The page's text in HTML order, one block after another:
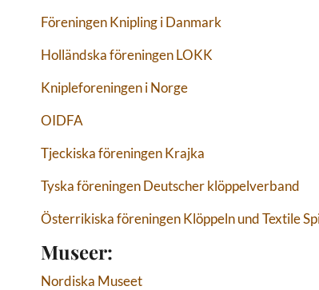
Föreningen Knipling i Danmark
Holländska föreningen LOKK
Knipleforeningen i Norge
OIDFA
Tjeckiska föreningen Krajka
Tyska föreningen Deutscher klöppelverband
Österrikiska föreningen Klöppeln und Textile
Museer:
Nordiska Museet